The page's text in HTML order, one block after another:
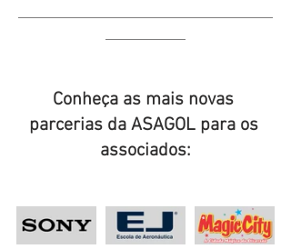
Conheça as mais novas
parcerias da ASAGOL para os
associados: